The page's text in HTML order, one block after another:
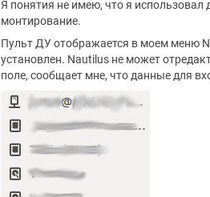
Я понятия не имею, что я использовал
монтирование.
Пульт ДУ отображается в моем меню
установлен. Nautilus не может
поле, сообщает мне, что данные для